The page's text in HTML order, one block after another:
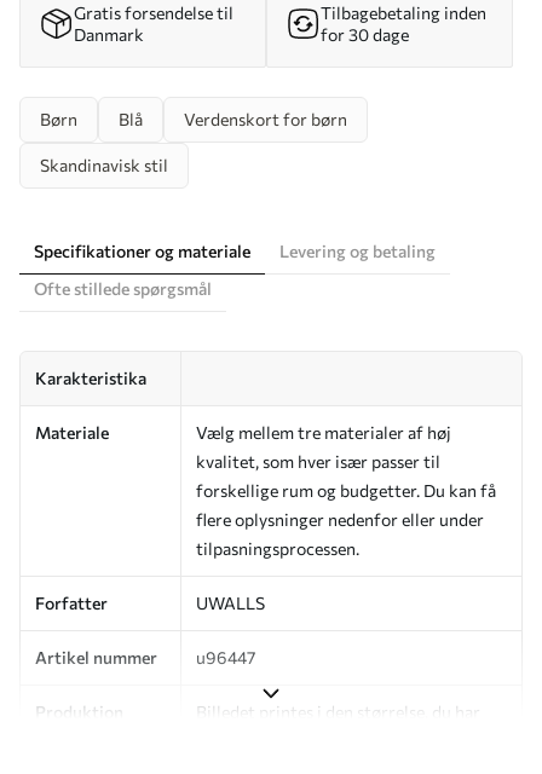
Gratis forsendelse til
Danmark
Tilbagebetaling inden
for 30 dage
Børn Blå Verdenskort for børn
Skandinavisk stil
Specifikationer og materiale
Levering og betaling
Ofte stillede spørgsmål
Karakteristika
Materiale
Vælg mellem tre materialer af høj
kvalitet, som hver især passer til
forskellige rum og budgetter. Du kan få
flere oplysninger nedenfor eller under
tilpasningsprocessen.
Forfatter UWALLS
Artikel nummer u96447
Produktion
Billedet printes i den størrelse, du har